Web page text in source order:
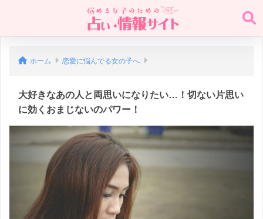
ホーム 恋愛に悩んでる女の子へ
大好きなあの人と両思いになりたい…！切ない片思い
に効くおまじないのパワー！